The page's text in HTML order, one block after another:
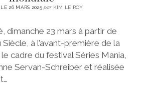
26 MARS 2025parKIM LE ROY
dimanche 23 mars à partir de
à l’avant-première de la
le cadre du festival Séries Mania,
Servan-Schreiber et réalisée